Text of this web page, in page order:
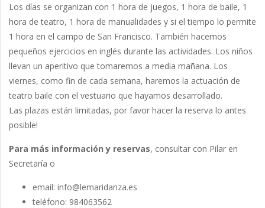
Los días se organizan con 1 hora de juegos, 1 hora de baile, 1
hora de teatro, 1 hora de manualidades y si el tiempo lo permite
1 hora en el campo de San Francisco. También hacemos
pequeños ejercicios en inglés durante las actividades. Los niños
llevan un aperitivo que tomaremos a media mañana. Los
viernes, como fin de cada semana, haremos la actuación de
teatro baile con el vestuario que hayamos desarrollado.
Las plazas están limitadas, por favor hacer la reserva lo antes
posible!
Para más información y reservas, consultar con Pilar en
Secretaría o
email: info@lemaridanza.es
teléfono: 984063562